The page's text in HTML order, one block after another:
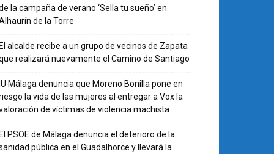
la campaña de verano ‘Sella tu sueño’ en
de la Torre
alcalde recibe a un grupo de vecinos de Zapata
realizará nuevamente el Camino de Santiago
Málaga denuncia que Moreno Bonilla pone en
la vida de las mujeres al entregar a Vox la
de víctimas de violencia machista
PSOE de Málaga denuncia el deterioro de la
pública en el Guadalhorce y llevará la